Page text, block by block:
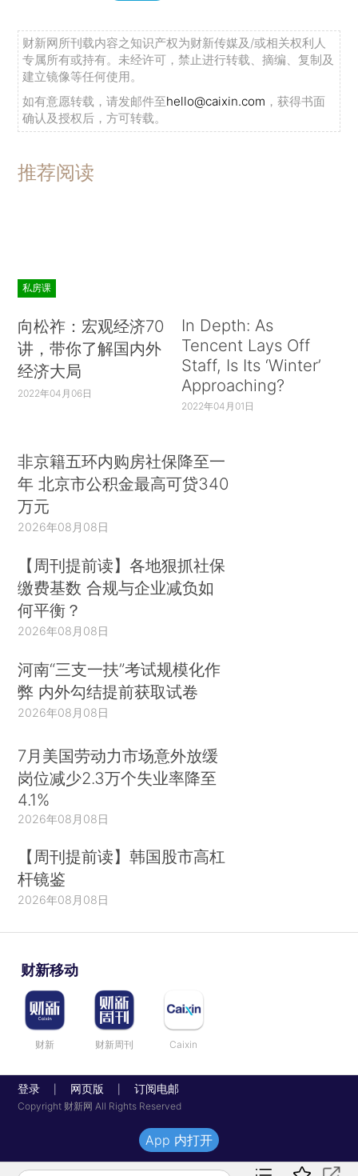
财新网所刊载内容之知识产权为财新传媒及/或相关权利人
专属所有或持有。未经许可，禁止进行转载、摘编、复制及
建立镜像等任何使用。
如有意愿转载，请发邮件至hello@caixin.com ，获得书面
确认及授权后，方可转载。
推荐阅读
私房课
向松祚：宏观经济70
讲，带你了解国内外
经济大局
2022年04月06日
In Depth: As
Tencent Lays Off
Staff, Is Its ‘Winter’
Approaching?
2022年04月01日
非京籍五环内购房社保降至一
年 北京市公积金最高可贷340
万元
2026年08月08日
【周刊提前读】各地狠抓社保
缴费基数 合规与企业减负如
何平衡？
2026年08月08日
河南“三支一扶”考试规模化作
弊 内外勾结提前获取试卷
2026年08月08日
7月美国劳动力市场意外放缓
岗位减少2.3万个失业率降至
4.1%
2026年08月08日
【周刊提前读】韩国股市高杠
杆镜鉴
2026年08月08日
财新移动
财新 财新周刊 Caixin
登录 网页版 订阅电邮
Copyright 财新网 All Rights Reserved
App 内打开